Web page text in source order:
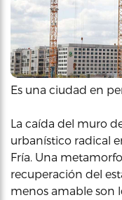
Es una ciudad en
La caída del muro
urbanístico radical
Fría. Una
recuperación del
menos amable son